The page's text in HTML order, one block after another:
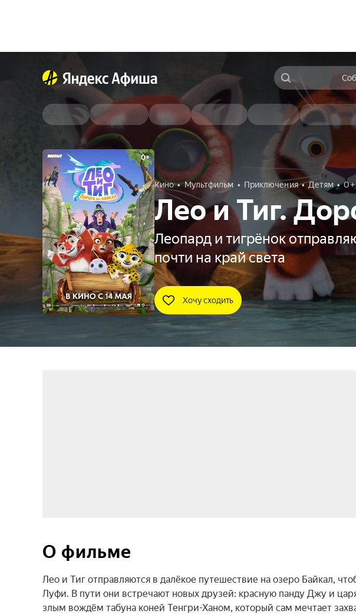
Кино Мультфильм Приключения Детям 0+
Лео и Тиг.
Леопард и тигрёнок
почти на край света
Хочу сходить
О фильме
Лео и Тиг отправляются в далёкое путешествие на озеро Байкал,
Луфи. В пути они встречают новых друзей: красную панду Джу и
злым вождём табуна коней Тенгри-Ханом, который сам мечтает